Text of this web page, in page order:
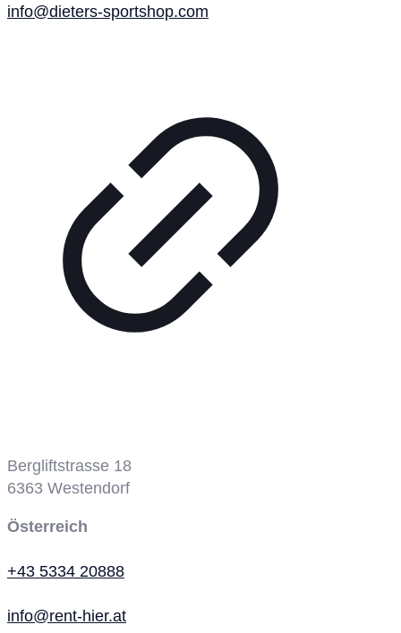
info@dieters-sportshop.com
Bergliftstrasse 18
6363 Westendorf
Österreich
+43 5334 20888
info@rent-hier.at